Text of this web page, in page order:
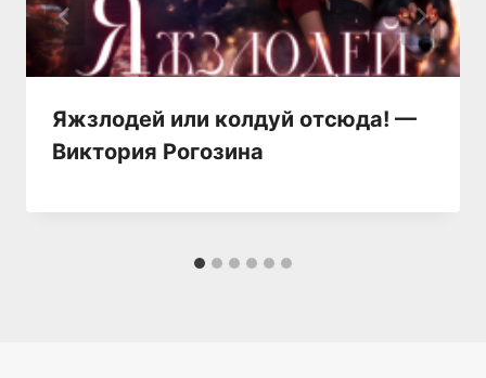
Яжзлодей или колдуй отсюда! —
Виктория Рогозина